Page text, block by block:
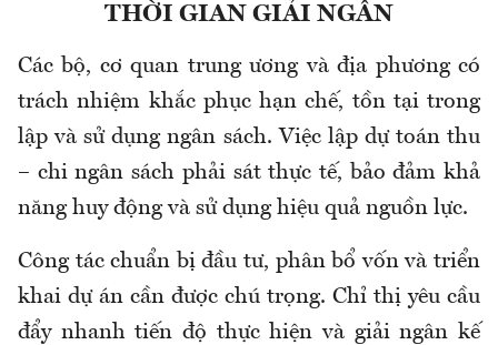
THỜI GIAN GIẢI NGÂN
Các bộ, cơ quan trung ương và địa phương có
trách nhiệm khắc phục hạn chế, tồn tại trong
lập và sử dụng ngân sách. Việc lập dự toán thu
– chi ngân sách phải sát thực tế, bảo đảm khả
năng huy động và sử dụng hiệu quả nguồn lực.
Công tác chuẩn bị đầu tư, phân bổ vốn và triển
khai dự án cần được chú trọng. Chỉ thị yêu cầu
đẩy nhanh tiến độ thực hiện và giải ngân kế